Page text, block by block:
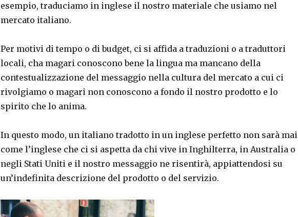
esempio, traduciamo in inglese il nostro materiale che usiamo nel
mercato italiano.
Per motivi di tempo o di budget, ci si affida a traduzioni o a traduttori
locali, cha magari conoscono bene la lingua ma mancano della
contestualizzazione del messaggio nella cultura del mercato a cui ci
rivolgiamo o magari non conoscono a fondo il nostro prodotto e lo
spirito che lo anima.
In questo modo, un italiano tradotto in un inglese perfetto non sarà mai
come l’inglese che ci si aspetta da chi vive in Inghilterra, in Australia o
negli Stati Uniti e il nostro messaggio ne risentirà, appiattendosi su
un’indefinita descrizione del prodotto o del servizio.